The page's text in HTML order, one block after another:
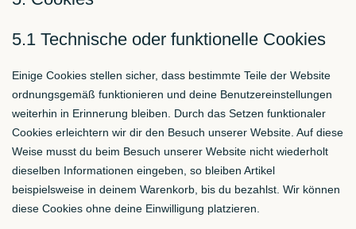
5.1 Technische oder funktionelle Cookies
Einige Cookies stellen sicher, dass bestimmte Teile der Website
ordnungsgemäß funktionieren und deine Benutzereinstellungen
weiterhin in Erinnerung bleiben. Durch das Setzen funktionaler
Cookies erleichtern wir dir den Besuch unserer Website. Auf diese
Weise musst du beim Besuch unserer Website nicht wiederholt
dieselben Informationen eingeben, so bleiben Artikel
beispielsweise in deinem Warenkorb, bis du bezahlst. Wir können
diese Cookies ohne deine Einwilligung platzieren.